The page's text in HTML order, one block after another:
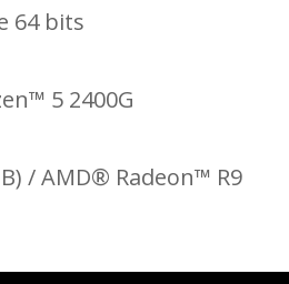
64 bits
5 2400G
/ AMD® Radeon™ R9